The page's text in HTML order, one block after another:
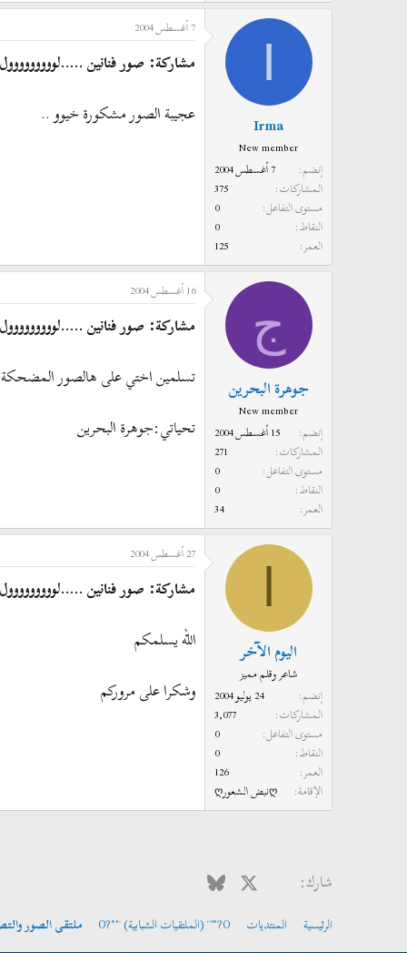
I
Irma
New member
إنضم
7 أغسطس 2004
المشاركات
375
مستوى التفاعل
0
النقاط
0
العمر
125
7 أغسطس 2004
مشاركة: صور فنانين
عجيبة الصور مشكورة خيوو ..
ج
جوهرة البحرين
New member
إنضم
15 أغسطس 2004
المشاركات
271
مستوى التفاعل
0
النقاط
0
العمر
34
16 أغسطس 2004
مشاركة: صور فنانين
تسلمين اختي على هالصور المضحكة
تحياتي:جوهرة البحرين
اليوم الآخر
شاعر وقلم مميز
إنضم
24 يوليو 2004
المشاركات
3,077
مستوى التفاعل
0
النقاط
0
العمر
126
الإقامة
ღنبض الشعورღ
27 أغسطس 2004
مشاركة: صور فنانين
الله يسلمكم
وشكرا على مروركم
شارك: فيسبوك Bluesky
الرئيسية المنتديات O?°'¨ (الملتقيات الشبابية) ¨'°?O ملتقى الصور